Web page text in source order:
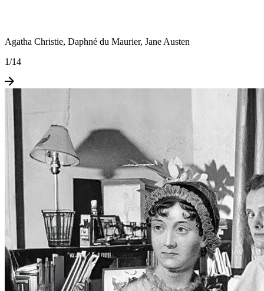
Agatha Christie, Daphné du Maurier, Jane Austen
1/14